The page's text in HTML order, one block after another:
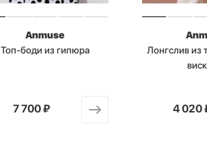
Anmuse
Топ-боди из гипюра
от7 700 ₽
Лонгслив из
4 020